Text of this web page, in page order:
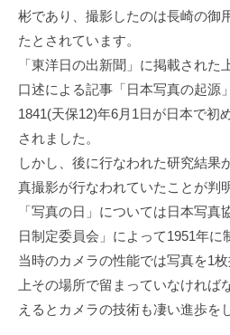
彬であり、撮影したのは長崎の御
たとされています。
「東洋日の出新聞」に掲載され
口述による記事「日本写真の起源
1841(天保12)年6月1日が日本で初
されました。
しかし、後に行なわれた研究結果
真撮影が行なわれていたことが判
「写真の日」については日本写
日制定委員会」によって1951年に
当時のカメラの性能では写真を1
上その場所で留まっていなけれ
えるとカメラの技術も凄い進歩を